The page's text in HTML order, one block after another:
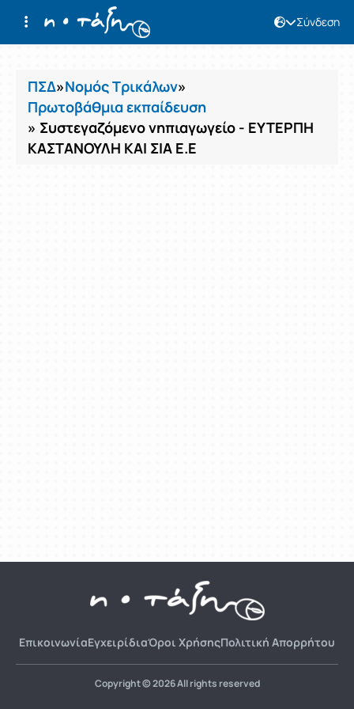
Σύνδεση
Μαθήματα
ΠΣΔ»Νομός Τρικάλων»
Πρωτοβάθμια εκπαίδευση
» Συστεγαζόμενο νηπιαγωγείο - ΕΥΤΕΡΠΗ
ΚΑΣΤΑΝΟΥΛΗ ΚΑΙ ΣΙΑ Ε.Ε
ΕπικοινωνίαΕγχειρίδιαΌροι ΧρήσηςΠολιτική Απορρήτου
Copyright © 2026 All rights reserved